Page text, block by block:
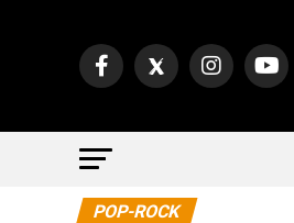
POP-ROCK